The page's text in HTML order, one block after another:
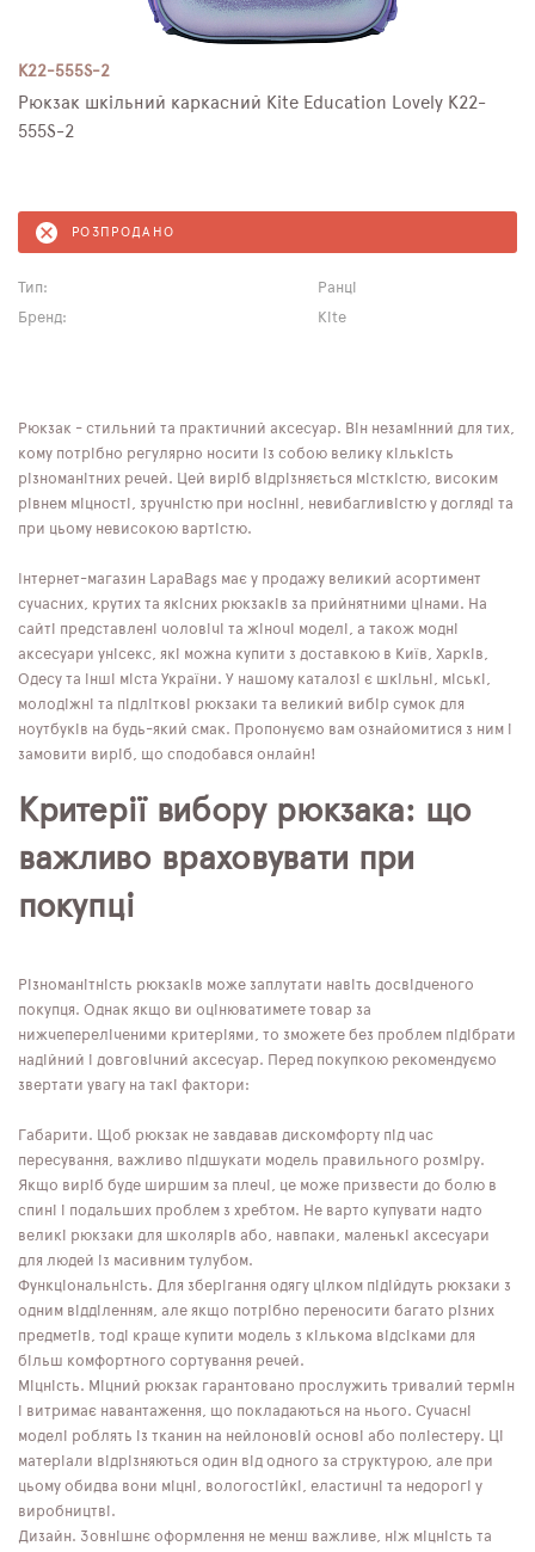
K22-555S-2
Рюкзак шкільний каркасний Kite Education Lovely K22-
555S-2
РОЗПРОДАНО
Тип:
Ранці
Бренд:
Kite
Рюкзак - стильний та практичний аксесуар. Він незамінний для тих,
кому потрібно регулярно носити із собою велику кількість
різноманітних речей. Цей виріб відрізняється місткістю, високим
рівнем міцності, зручністю при носінні, невибагливістю у догляді та
при цьому невисокою вартістю.
Інтернет-магазин LapaBags має у продажу великий асортимент
сучасних, крутих та якісних рюкзаків за прийнятними цінами. На
сайті представлені чоловічі та жіночі моделі, а також модні
аксесуари унісекс, які можна купити з доставкою в Київ, Харків,
Одесу та інші міста України. У нашому каталозі є шкільні, міські,
молодіжні та підліткові рюкзаки та великий вибір сумок для
ноутбуків на будь-який смак. Пропонуємо вам ознайомитися з ним і
замовити виріб, що сподобався онлайн!
Критерії вибору рюкзака: що
важливо враховувати при
покупці
Різноманітність рюкзаків може заплутати навіть досвідченого
покупця. Однак якщо ви оцінюватимете товар за
нижчепереліченими критеріями, то зможете без проблем підібрати
надійний і довговічний аксесуар. Перед покупкою рекомендуємо
звертати увагу на такі фактори:
Габарити. Щоб рюкзак не завдавав дискомфорту під час
пересування, важливо підшукати модель правильного розміру.
Якщо виріб буде ширшим за плечі, це може призвести до болю в
спині і подальших проблем з хребтом. Не варто купувати надто
великі рюкзаки для школярів або, навпаки, маленькі аксесуари
для людей із масивним тулубом.
Функціональність. Для зберігання одягу цілком підійдуть рюкзаки з
одним відділенням, але якщо потрібно переносити багато різних
предметів, тоді краще купити модель з кількома відсіками для
більш комфортного сортування речей.
Міцність. Міцний рюкзак гарантовано прослужить тривалий термін
і витримає навантаження, що покладаються на нього. Сучасні
моделі роблять із тканин на нейлоновій основі або поліестеру. Ці
матеріали відрізняються один від одного за структурою, але при
цьому обидва вони міцні, вологостійкі, еластичні та недорогі у
виробництві.
Дизайн. Зовнішнє оформлення не менш важливе, ніж міцність та